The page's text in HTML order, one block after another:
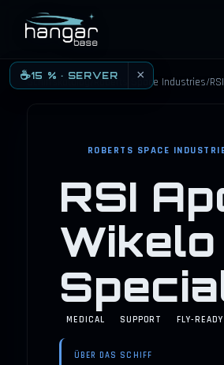
HANGARBASE
Schiffskatalog/ Roberts Space Industries/
ROBERTS SPACE
RSI
MEDICAL SUPPORT FLY-READY
ÜBER DAS SCHIFF
☕15 % · SERVER ×